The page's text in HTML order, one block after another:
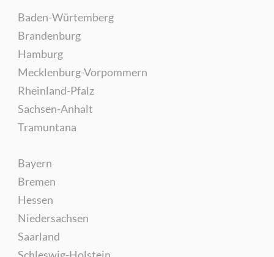
Baden-Würtemberg
Brandenburg
Hamburg
Mecklenburg-Vorpommern
Rheinland-Pfalz
Sachsen-Anhalt
Tramuntana
Bayern
Bremen
Hessen
Niedersachsen
Saarland